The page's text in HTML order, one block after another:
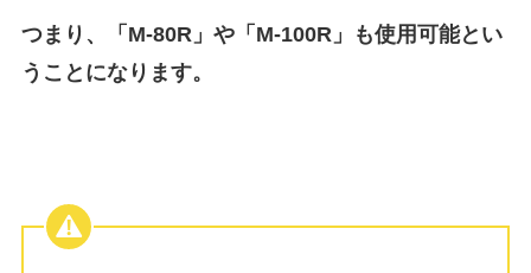
つまり、「M-80R」や「M-100R」も使用可能とい
うことになります。